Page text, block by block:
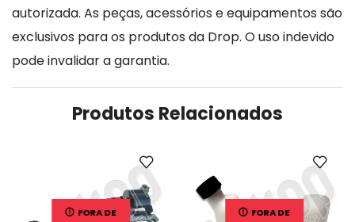
autorizada. As peças, acessórios e equipamentos são
exclusivos para os produtos da Drop. O uso indevido
pode invalidar a garantia.
Produtos Relacionados
FORA DE
FORA DE